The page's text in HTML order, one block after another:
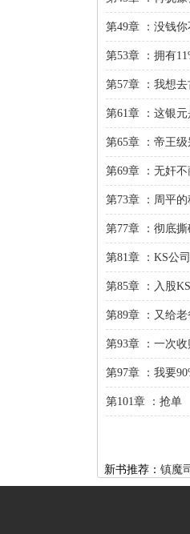
第49章 ：没钱你
第53章 ：拥有
第57章 ：我想
第61章 ：这银元
第65章 ：帝王
第69章 ：无奸不
第73章 ：周平
第77章 ：彻底
第81章 ：KS公
第85章 ：入股
第89章 ：又给
第93章 ：一次收
第97章 ：我要
第101章 ：抢单
新书推荐： 镇魔